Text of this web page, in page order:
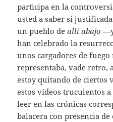
participa en la
usted a saber si
un pueblo deallí abajo
han celebrado la
unos cargadores de
representaba, vade retro,
estoy quitando de ciertos
estos vídeos truculentos
leer en las crónicas
balacera con presencia